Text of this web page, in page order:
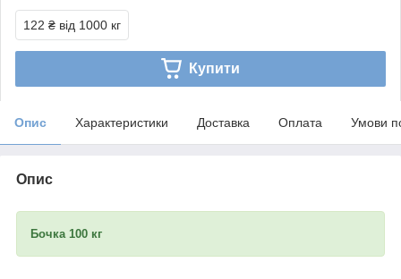
122 ₴ від 1000 кг
Купити
Опис Характеристики Доставка Оплата Умови
Опис
Бочка 100 кг